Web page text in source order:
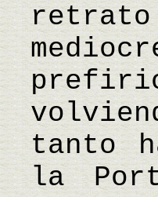
retrato
tanto
la